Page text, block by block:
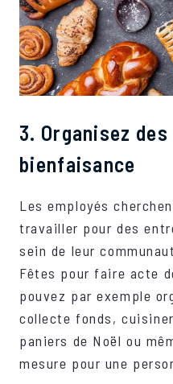
3. Organisez
bienfaisance
Les employés
travailler pour des
sein de leur
Fêtes pour faire acte
pouvez par exemple
collecte fonds,
paniers de Noël ou
mesure pour une